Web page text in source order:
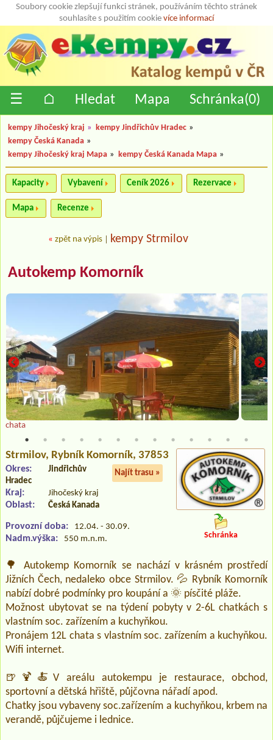
Soubory cookie zlepšují funkci stránek, používáním těchto stránek
souhlasíte s použitím cookie více informací
☰ ⌂ Hledat Mapa Schránka(0)
kempy Jihočeský kraj » kempy Jindřichův Hradec »
kempy Česká Kanada »
kempy Jihočeský kraj Mapa » kempy Česká Kanada Mapa »
Kapacity Vybavení Ceník 2026 Rezervace
Mapa Recenze
« zpět na výpis kempy Strmilov
Autokemp Komorník
chata
Strmilov, Rybník Komorník, 37853
Najít trasu »
Okres:
Jindřichův
Hradec
Kraj: Jihočeský kraj
Oblast: Česká Kanada
Provozní doba: 12.04. - 30.09.
Nadm.výška: 550 m.n.m. Schránka
🌳 Autokemp Komorník se nachází v krásném prostředí
Jižních Čech, nedaleko obce Strmilov. 💦 Rybník Komorník
nabízí dobré podmínky pro koupání a 🌞 písčité pláže.
Možnost ubytovat se na týdení pobyty v 2-6L chatkách s
vlastním soc. zařízením a kuchyňkou.
Pronájem 12L chata s vlastním soc. zařízením a kuchyňkou.
Wifi internet.
🍺🍹🍝V areálu autokempu je restaurace, obchod,
sportovní a dětská hřiště, půjčovna nářadí apod.
Chatky jsou vybaveny soc.zařízením a kuchyňkou, krbem na
verandě, půjčujeme i lednice.